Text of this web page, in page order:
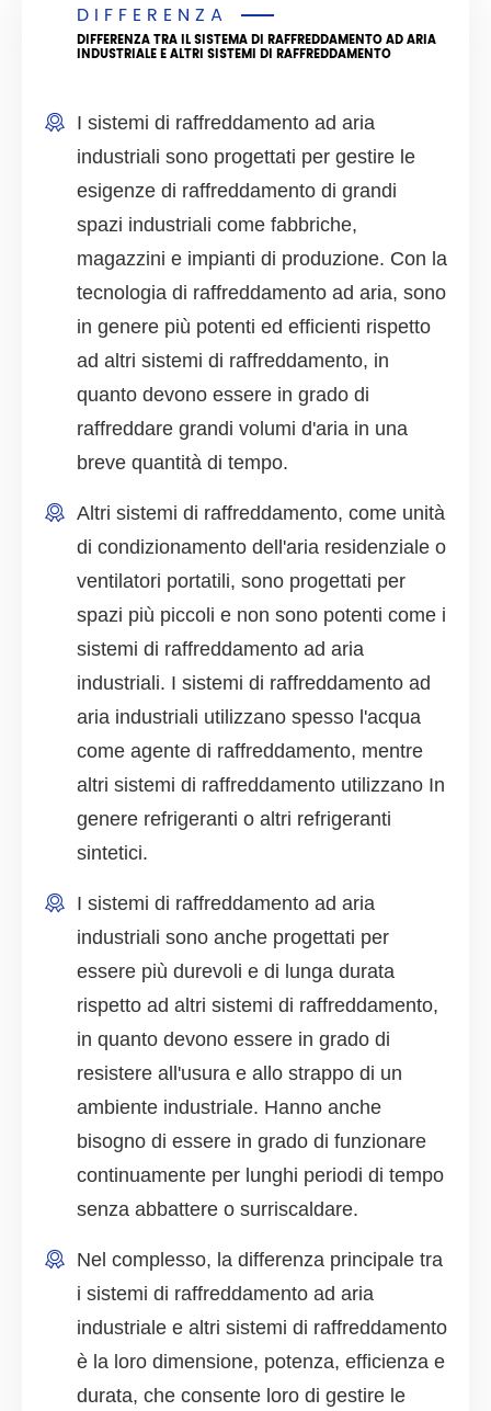
DIFFERENZA
DIFFERENZA TRA IL SISTEMA DI RAFFREDDAMENTO AD ARIA
INDUSTRIALE E ALTRI SISTEMI DI RAFFREDDAMENTO
I sistemi di raffreddamento ad aria
industriali sono progettati per gestire le
esigenze di raffreddamento di grandi
spazi industriali come fabbriche,
magazzini e impianti di produzione. Con la
tecnologia di raffreddamento ad aria, sono
in genere più potenti ed efficienti rispetto
ad altri sistemi di raffreddamento, in
quanto devono essere in grado di
raffreddare grandi volumi d'aria in una
breve quantità di tempo.
Altri sistemi di raffreddamento, come unità
di condizionamento dell'aria residenziale o
ventilatori portatili, sono progettati per
spazi più piccoli e non sono potenti come i
sistemi di raffreddamento ad aria
industriali. I sistemi di raffreddamento ad
aria industriali utilizzano spesso l'acqua
come agente di raffreddamento, mentre
altri sistemi di raffreddamento utilizzano In
genere refrigeranti o altri refrigeranti
sintetici.
I sistemi di raffreddamento ad aria
industriali sono anche progettati per
essere più durevoli e di lunga durata
rispetto ad altri sistemi di raffreddamento,
in quanto devono essere in grado di
resistere all'usura e allo strappo di un
ambiente industriale. Hanno anche
bisogno di essere in grado di funzionare
continuamente per lunghi periodi di tempo
senza abbattere o surriscaldare.
Nel complesso, la differenza principale tra
i sistemi di raffreddamento ad aria
industriale e altri sistemi di raffreddamento
è la loro dimensione, potenza, efficienza e
durata, che consente loro di gestire le